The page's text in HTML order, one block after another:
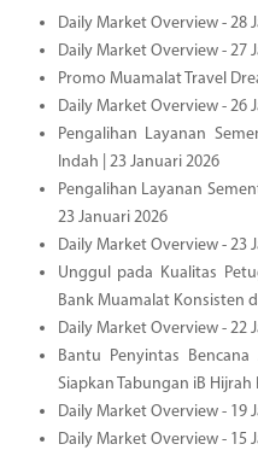
Daily Market Overview - 28
Daily Market Overview - 27
Promo Muamalat Travel
Daily Market Overview - 26
Pengalihan Layanan
Indah | 23 Januari 2026
Pengalihan Layanan
23 Januari 2026
Daily Market Overview - 23
Unggul pada Kualitas
Bank Muamalat Konsisten
Daily Market Overview - 22
Bantu Penyintas
Siapkan Tabungan iB Hijrah
Daily Market Overview - 19
Daily Market Overview - 15